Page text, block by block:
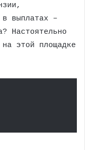
в выплатах –
Настоятельно
этой площадке